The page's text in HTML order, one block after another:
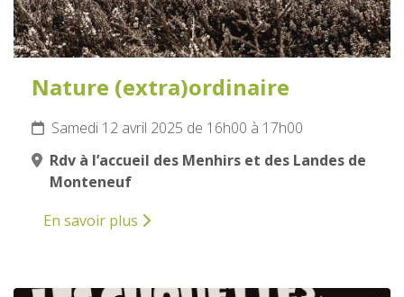
Nature (extra)ordinaire
Samedi 12 avril 2025 de 16h00 à 17h00
Rdv à l’accueil des Menhirs et des Landes de
Monteneuf
En savoir plus